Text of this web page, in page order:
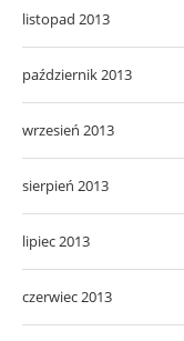
listopad 2013
październik 2013
wrzesień 2013
sierpień 2013
lipiec 2013
czerwiec 2013